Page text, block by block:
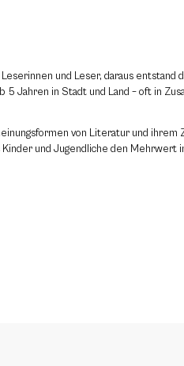
und Leser, daraus entstand
5 Jahren in Stadt und Land – oft in
von Literatur und ihrem
und Jugendliche den Mehrwert